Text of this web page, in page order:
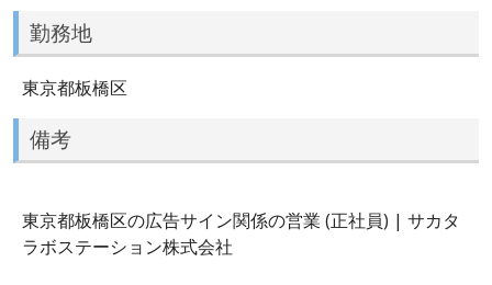
勤務地
東京都板橋区
備考
東京都板橋区の広告サイン関係の営業 (正社員) | サカタ
ラボステーション株式会社